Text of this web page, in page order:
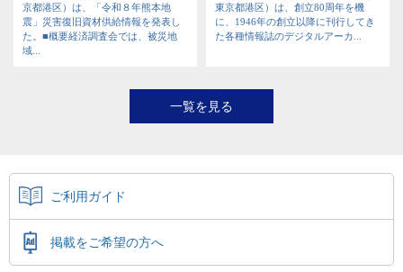
京都港区）は、「令和８年熊本地
震」災害復旧資材供給情報を発表し
た。■概要経済調査会では、被災地
域...
東京都港区）は、創立80周年を機
に、1946年の創立以降に刊行してき
た各種情報誌のデジタルアーカ...
一覧を見る
ご利用ガイド
掲載をご希望の方へ